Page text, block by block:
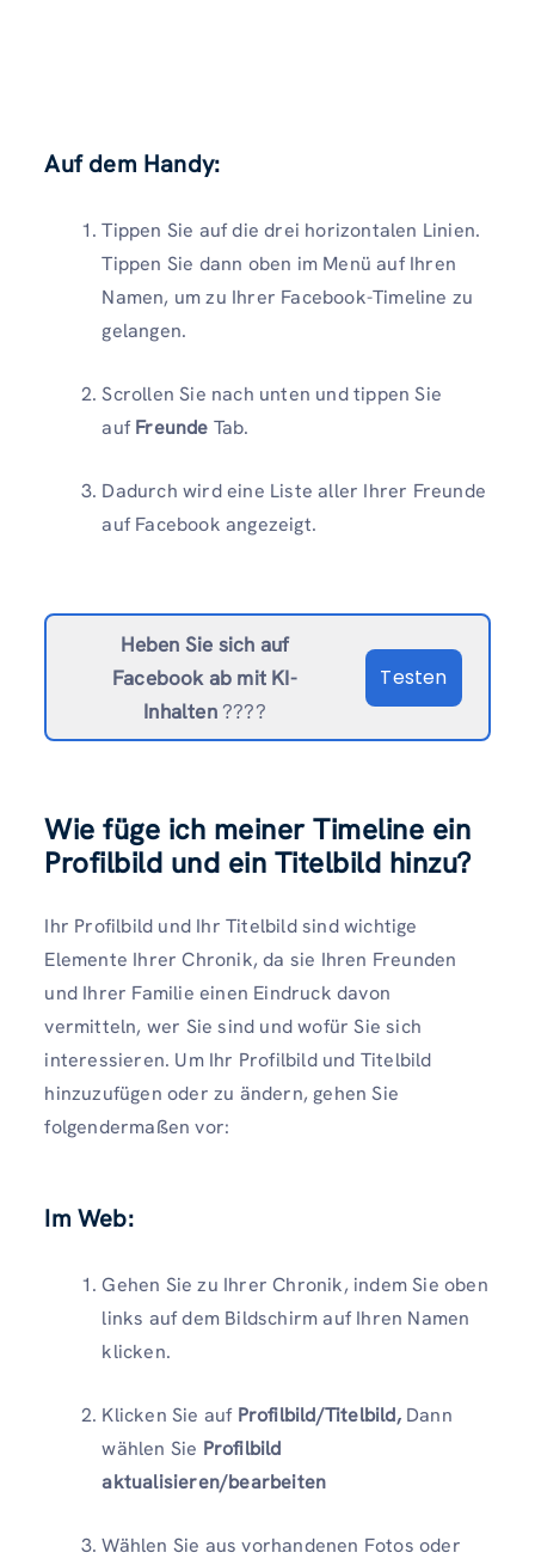
Auf dem Handy:
Tippen Sie auf die drei horizontalen Linien.
Tippen Sie dann oben im Menü auf Ihren
Namen, um zu Ihrer Facebook-Timeline zu
gelangen.
Scrollen Sie nach unten und tippen Sie
aufFreunde Tab.
Dadurch wird eine Liste aller Ihrer Freunde
auf Facebook angezeigt.
Heben Sie sich auf
Facebook ab mit KI-
Inhalten ????
Testen
Wie füge ich meiner Timeline ein
Profilbild und ein Titelbild hinzu?
Ihr Profilbild und Ihr Titelbild sind wichtige
Elemente Ihrer Chronik, da sie Ihren Freunden
und Ihrer Familie einen Eindruck davon
vermitteln, wer Sie sind und wofür Sie sich
interessieren. Um Ihr Profilbild und Titelbild
hinzuzufügen oder zu ändern, gehen Sie
folgendermaßen vor:
Im Web:
Gehen Sie zu Ihrer Chronik, indem Sie oben
links auf dem Bildschirm auf Ihren Namen
klicken.
Klicken Sie auf Profilbild/Titelbild,Dann
wählen Sie Profilbild
aktualisieren/bearbeiten
Wählen Sie aus vorhandenen Fotos oder